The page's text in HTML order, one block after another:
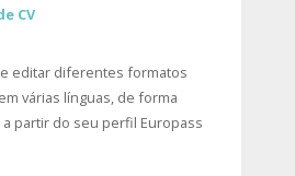
CV
editar diferentes formatos
várias línguas, de forma
partir do seu perfil Europass